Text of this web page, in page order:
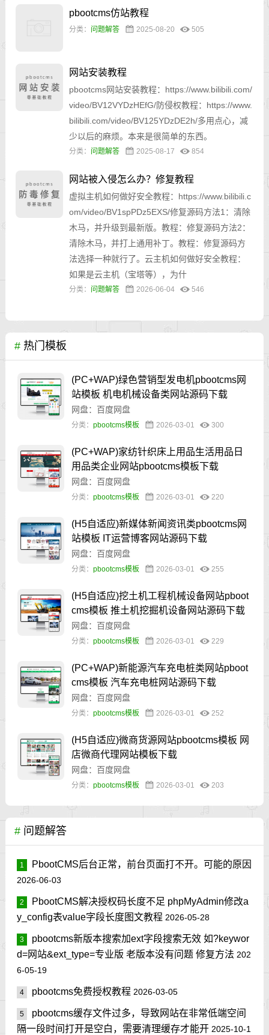
pbootcms仿站教程
分类： 问题解答 2025-08-20 505
网站安装教程
pbootcms网站安装教程：https://www.bilibili.com/
video/BV12VYDzHEfG/防侵权教程：https://www.
bilibili.com/video/BV125YDzDE2h/多用点心，减
少以后的麻烦。本来是很简单的东西。
分类： 问题解答 2025-08-17 854
网站被入侵怎么办？修复教程
虚拟主机如何做好安全教程：https://www.bilibili.c
om/video/BV1spPDz5EXS/修复源码方法1：清除
木马，并升级到最新版。教程：修复源码方法2：
清除木马，并打上通用补丁。教程：修复源码方
法选择一种就行了。云主机如何做好安全教程：
如果是云主机（宝塔等），为什
分类： 问题解答 2026-06-04 546
# 热门模板
(PC+WAP)绿色营销型发电机pbootcms网
站模板 机电机械设备类网站源码下载
网盘：百度网盘
分类： pbootcms模板 2026-03-01 300
(PC+WAP)家纺针织床上用品生活用品日
用品类企业网站pbootcms模板下载
网盘：百度网盘
分类： pbootcms模板 2026-03-01 220
(H5自适应)新媒体新闻资讯类pbootcms网
站模板 IT运营博客网站源码下载
网盘：百度网盘
分类： pbootcms模板 2026-03-01 255
(H5自适应)挖土机工程机械设备网站pboot
cms模板 推土机挖掘机设备网站源码下载
网盘：百度网盘
分类： pbootcms模板 2026-03-01 229
(PC+WAP)新能源汽车充电桩类网站pboot
cms模板 汽车充电桩网站源码下载
网盘：百度网盘
分类： pbootcms模板 2026-03-01 252
(H5自适应)微商货源网站pbootcms模板 网
店微商代理网站模板下载
网盘：百度网盘
分类： pbootcms模板 2026-03-01 203
# 问题解答
1 PbootCMS后台正常，前台页面打不开。可能的原因
2026-06-03
2
PbootCMS解决授权码长度不足 phpMyAdmin修改a
y_config表value字段长度图文教程 2026-05-28
3
pbootcms新版本搜索加ext字段搜索无效 如?keywor
d=网站&ext_type=专业版 老版本没有问题 修复方法 202
6-05-19
4 pbootcms免费授权教程 2026-03-05
5
pbootcms缓存文件过多，导致网站在非常低端空间
隔一段时间打开是空白，需要清理缓存才能开 2025-10-1